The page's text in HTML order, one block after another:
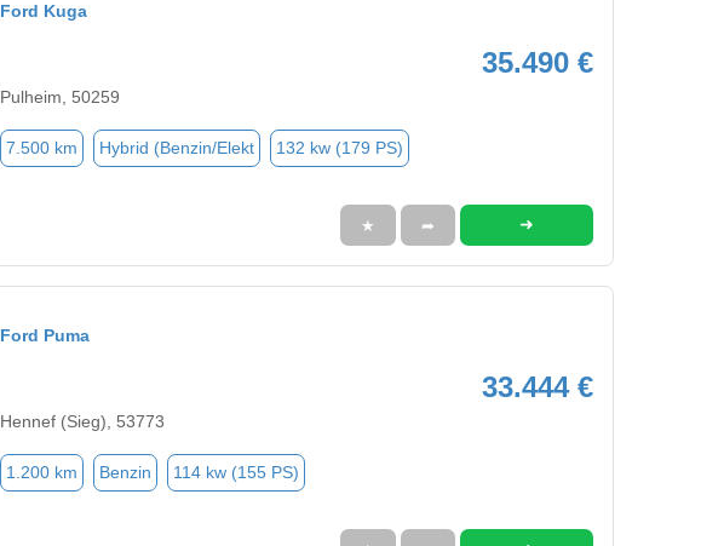
Ford Kuga
35.490 €
Pulheim, 50259
7.500 km Hybrid (Benzin/Elekt 132 kw (179 PS)
★ ➦ ➜
Ford Puma
33.444 €
Hennef (Sieg), 53773
1.200 km Benzin 114 kw (155 PS)